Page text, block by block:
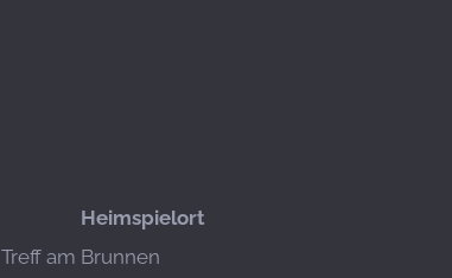
Heimspielort
Treff am Brunnen